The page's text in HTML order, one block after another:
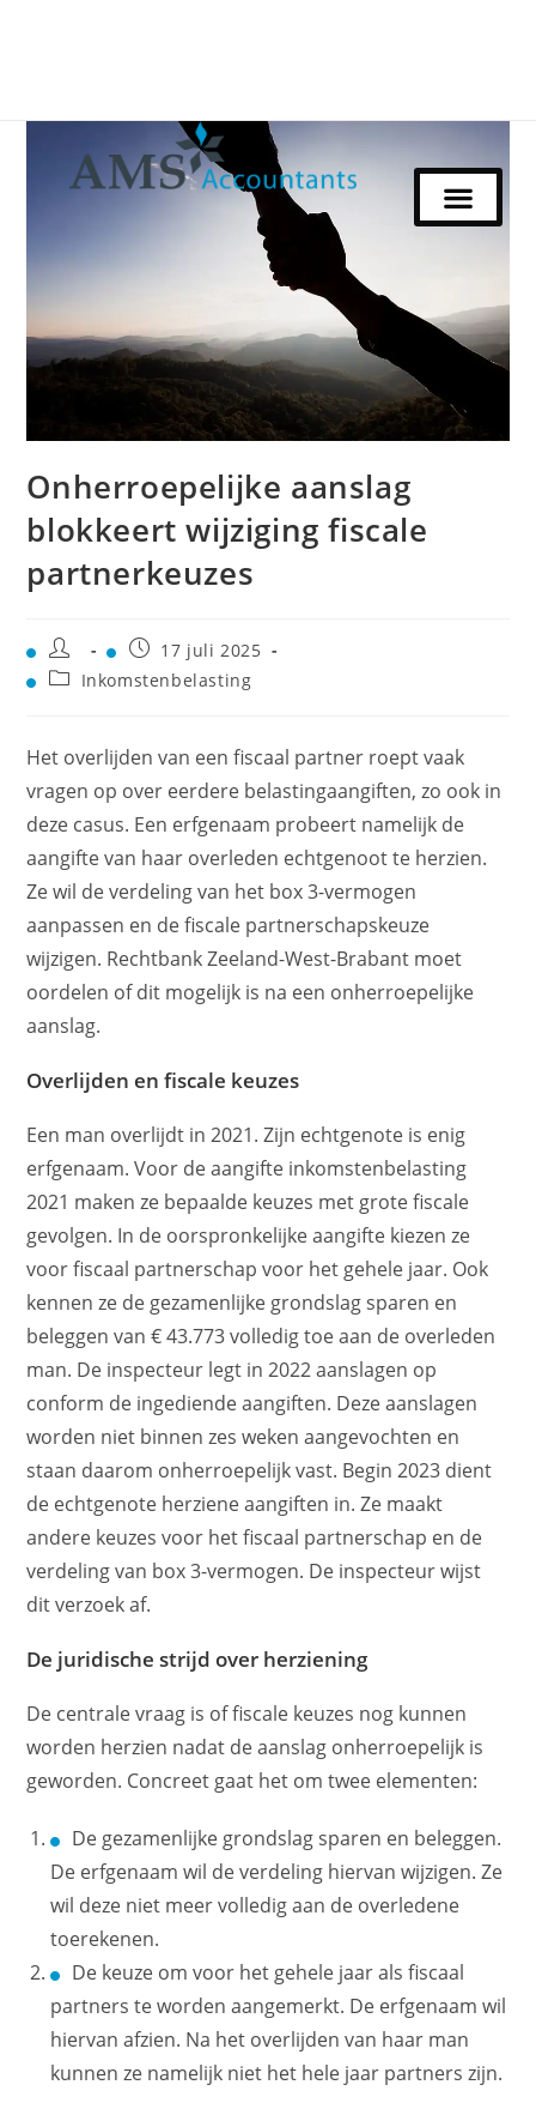
Onherroepelijke aanslag
blokkeert wijziging fiscale
partnerkeuzes
17 juli 2025
Inkomstenbelasting
Het overlijden van een fiscaal partner roept vaak
vragen op over eerdere belastingaangiften, zo ook in
deze casus. Een erfgenaam probeert namelijk de
aangifte van haar overleden echtgenoot te herzien.
Ze wil de verdeling van het box 3-vermogen
aanpassen en de fiscale partnerschapskeuze
wijzigen. Rechtbank Zeeland-West-Brabant moet
oordelen of dit mogelijk is na een onherroepelijke
aanslag.
Overlijden en fiscale keuzes
Een man overlijdt in 2021. Zijn echtgenote is enig
erfgenaam. Voor de aangifte inkomstenbelasting
2021 maken ze bepaalde keuzes met grote fiscale
gevolgen. In de oorspronkelijke aangifte kiezen ze
voor fiscaal partnerschap voor het gehele jaar. Ook
kennen ze de gezamenlijke grondslag sparen en
beleggen van € 43.773 volledig toe aan de overleden
man. De inspecteur legt in 2022 aanslagen op
conform de ingediende aangiften. Deze aanslagen
worden niet binnen zes weken aangevochten en
staan daarom onherroepelijk vast. Begin 2023 dient
de echtgenote herziene aangiften in. Ze maakt
andere keuzes voor het fiscaal partnerschap en de
verdeling van box 3-vermogen. De inspecteur wijst
dit verzoek af.
De juridische strijd over herziening
De centrale vraag is of fiscale keuzes nog kunnen
worden herzien nadat de aanslag onherroepelijk is
geworden. Concreet gaat het om twee elementen:
De gezamenlijke grondslag sparen en beleggen.
De erfgenaam wil de verdeling hiervan wijzigen. Ze
wil deze niet meer volledig aan de overledene
toerekenen.
De keuze om voor het gehele jaar als fiscaal
partners te worden aangemerkt. De erfgenaam wil
hiervan afzien. Na het overlijden van haar man
kunnen ze namelijk niet het hele jaar partners zijn.